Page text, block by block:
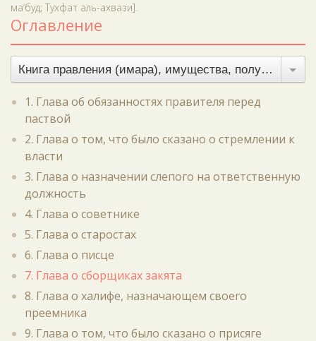
ма‘буд; Тухфат аль-ахвази].
Оглавление
Книга правления (имара), имущества, полученного без боя, и земельного налога
1. Глава об обязанностях правителя перед
паствой
2. Глава о том, что было сказано о стремлении к
власти
3. Глава о назначении слепого на ответственную
должность
4. Глава о советнике
5. Глава о старостах
6. Глава о писце
7. Глава о сборщиках закята
8. Глава о халифе, назначающем своего
преемника
9. Глава о том, что было сказано о присяге